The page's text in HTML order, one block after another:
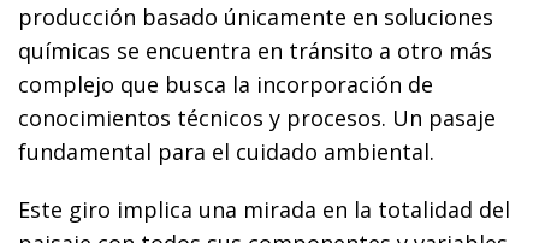
producción basado únicamente en soluciones
químicas se encuentra en tránsito a otro más
complejo que busca la incorporación de
conocimientos técnicos y procesos. Un pasaje
fundamental para el cuidado ambiental.
Este giro implica una mirada en la totalidad del